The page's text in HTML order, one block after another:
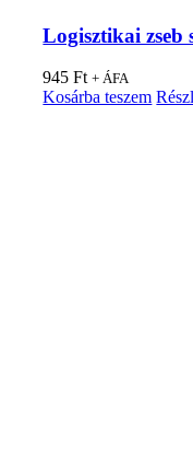
Logisztikai zseb
945Ft + ÁFA
Kosárba teszem